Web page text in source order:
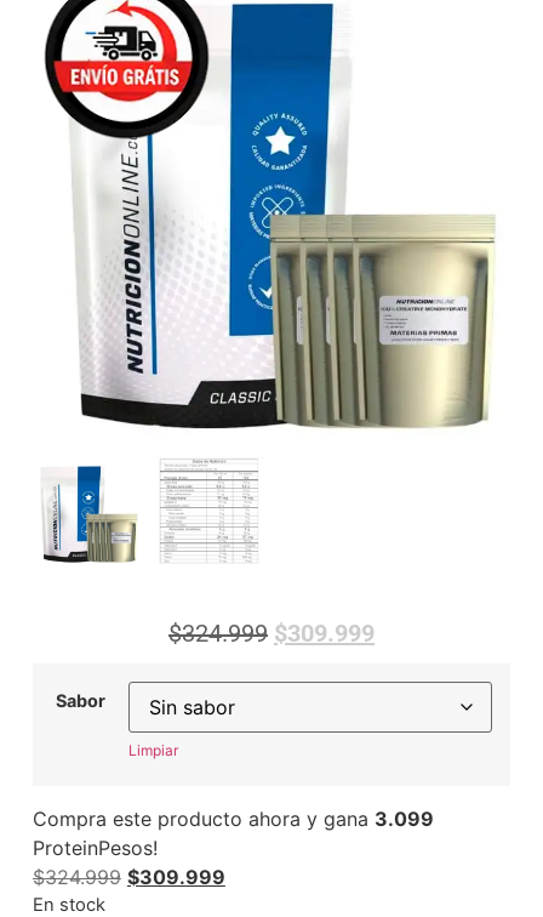
$324.999 $309.999
Sabor
Limpiar
Compra este producto ahora y gana 3.099
ProteinPesos!
$324.999 $309.999
En stock